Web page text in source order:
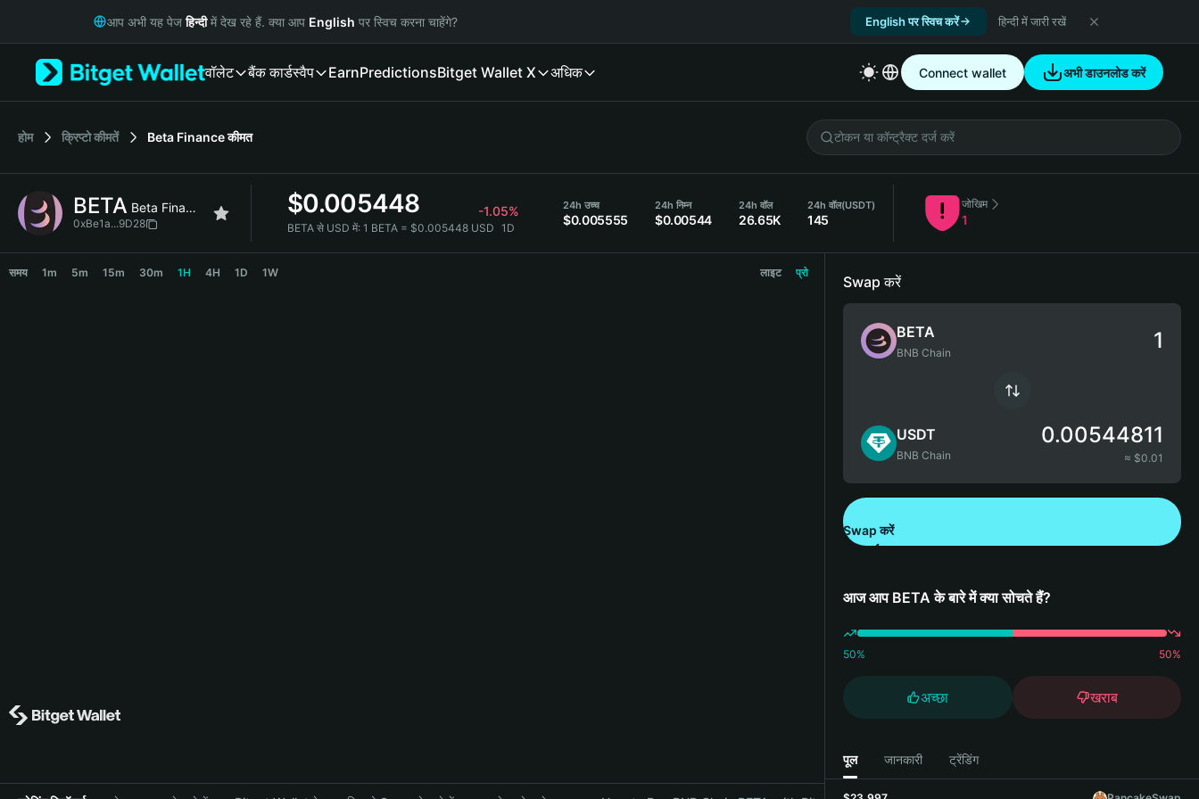
Русский
Italiano
简体中文
繁體中文
Bahasa Indonesia
आप अभी यह पेजहिन्दीमें देख रहे हैं. क्या आप English पर स्विच करना चाहेंगे? English पर स्विच करें हिन्दी में जारी रखें
वॉलेट बैंक कार्डस्वैप EarnPredictionsBitget Wallet X अधिक Connect wallet अभी डाउनलोड करें
होम क्रिप्टो कीमतें Beta Financeकीमत
BETA Beta Finance
0xBe1a...9D28
$0.005448 -1.05%
BETA से USD में: 1 BETA = $0.005448 USD 1D
24h उच्च
$0.005555
24h निम्न
$0.00544
24h वॉल
26.65K
24h वॉल(USDT)
145
जोखिम
1
समय 1m 5m 15m 30m 1H 4H 1D 1W लाइट प्रो
Swap करें
BETA
BNB Chain
USDT
BNB Chain
0.00544811
≈ $0.01
Swap करें
आज आप BETA के बारे में क्या सोचते हैं?
50% 50%
अच्छा खराब
पूल जानकारी ट्रेंडिंग